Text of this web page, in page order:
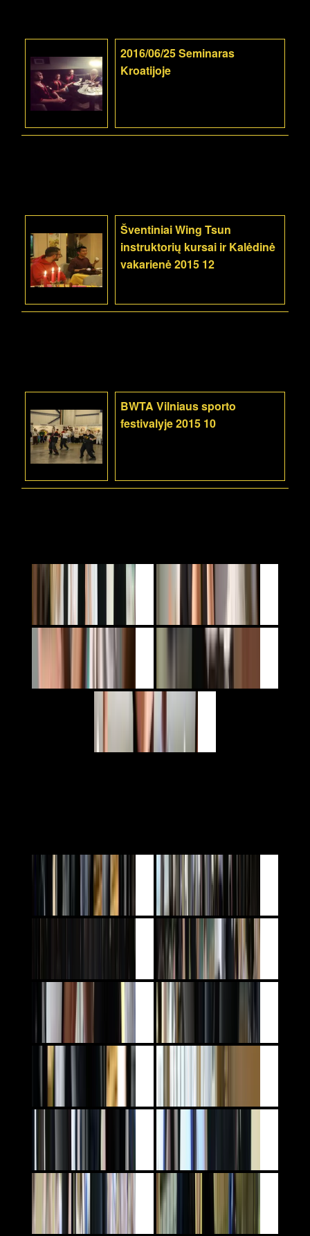
2016/06/25 Seminaras
Kroatijoje
Šventiniai Wing Tsun
instruktorių kursai ir Kalėdinė
vakarienė 2015 12
BWTA Vilniaus sporto
festivalyje 2015 10